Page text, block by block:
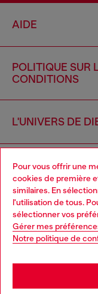
Pour vous offrir une
cookies de première
similaires. En
l'utilisation de tous.
sélectionner vos
Gérer mes
Notre politique de
AIDE
POLITIQUE SUR
CONDITIONS
L'UNIVERS DE
ENTREPRISE
Country: CA
Choose your location
You are currently
may be based in